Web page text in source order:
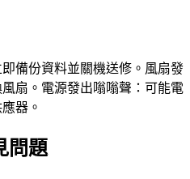
備份資料並關機送修。風扇發
扇。電源發出嗡嗡聲：可能電
器。
問題